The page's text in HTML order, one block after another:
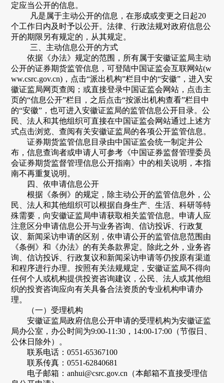
定应当公开的信息。
凡是属于主动公开的信息，在形成或变更之日起20
个工作日内及时予以公开。法律、行政法规对政府信息公
开的期限另有规定的，从其规定。
三 、主动信息公开的方式
依据《办法》规定的范围，所有属于安徽证监局主动
公开的证券期货监管信息，可登陆中国证监会互联网站(w
ww.csrc.gov.cn)，点击“派出机构”栏目中的“安徽”，进入安
徽证监局网页查阅；或直接登录中国证监会网站，点击主
页的“信息公开”栏目，之后点击“按派出机构查看”栏目中
的“安徽”，也可进入安徽证监局的监管信息公开目录。公
民、法人和其他组织可直接在中国证监会网站通过上述方
式点击浏览、查阅有关安徽证监局的各项公开监管信息。
证券期货监管信息目录由中国证监会统一制定并公
布，信息查询者或申请人可参考《中国证券监督管理委员
会证券期货监督管理信息公开指南》中的相关说明，本指
南不再重复说明。
四
、依申请信息公开
根据《条例》的规定，除主动公开的监管信息外，公
民、法人和其他组织可以根据自身生产、生活、科研等特
殊需要，向安徽证监局申请获取相关监管信息。申请人应
注意区分申请信息公开与业务咨询、信访投诉、行政复
议、新闻采访申请的区别，依申请公开的监管信息范围由
《条例》和《办法》的有关条款界定。除此之外，业务咨
询、信访投诉、行政复议和新闻采访申请等仍按原有渠道
和程序进行办理。按照有关法规规定，安徽证监局不得向
任何个人或机构提供投资咨询建议，公民、法人或其他组
织的投资咨询应向有关具备合法资质的专业机构申请办
理。
（一）受理机构
安徽证监局政府信息公开申请的受理机构为安徽证监
局办公室，办公时间为9:00-11:30，14:00-17:00（节假日、
公休日除外）。
联系电话：0551-65367100
联系传真：0551-62840681
电子邮箱：anhui@csrc.gov.cn（本邮箱不直接受理信